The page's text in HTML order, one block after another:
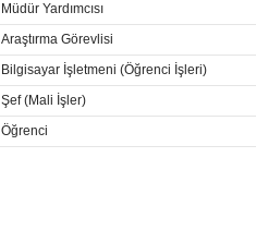
Müdür Yardımcısı
Araştırma Görevlisi
Bilgisayar İşletmeni (Öğrenci İşleri)
Şef (Mali İşler)
Öğrenci